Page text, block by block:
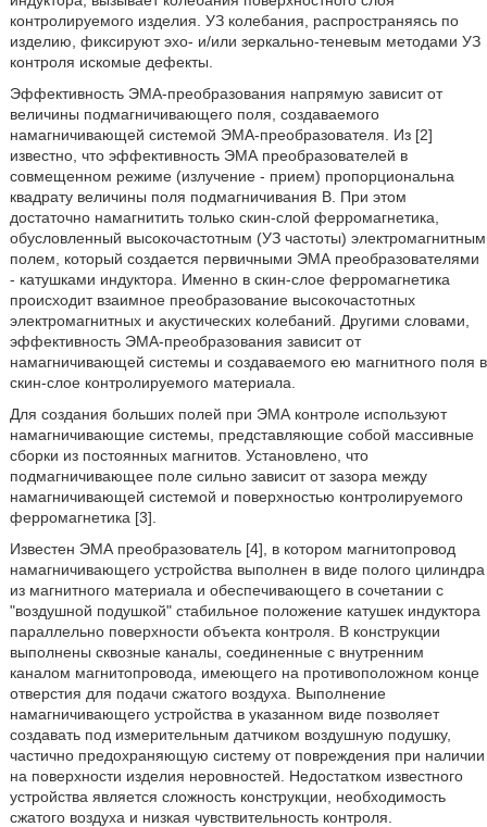
контролируемого изделия. УЗ колебания, распространяясь по
изделию, фиксируют эхо- и/или зеркально-теневым методами УЗ
контроля искомые дефекты.
Эффективность ЭМА-преобразования напрямую зависит от
величины подмагничивающего поля, создаваемого
намагничивающей системой ЭМА-преобразователя. Из [2]
известно, что эффективность ЭМА преобразователей в
совмещенном режиме (излучение - прием) пропорциональна
квадрату величины поля подмагничивания В. При этом
достаточно намагнитить только скин-слой ферромагнетика,
обусловленный высокочастотным (УЗ частоты) электромагнитным
полем, который создается первичными ЭМА преобразователями
- катушками индуктора. Именно в скин-слое ферромагнетика
происходит взаимное преобразование высокочастотных
электромагнитных и акустических колебаний. Другими словами,
эффективность ЭМА-преобразования зависит от
намагничивающей системы и создаваемого ею магнитного поля в
скин-слое контролируемого материала.
Для создания больших полей при ЭМА контроле используют
намагничивающие системы, представляющие собой массивные
сборки из постоянных магнитов. Установлено, что
подмагничивающее поле сильно зависит от зазора между
намагничивающей системой и поверхностью контролируемого
ферромагнетика [3].
Известен ЭМА преобразователь [4], в котором магнитопровод
намагничивающего устройства выполнен в виде полого цилиндра
из магнитного материала и обеспечивающего в сочетании с
"воздушной подушкой" стабильное положение катушек индуктора
параллельно поверхности объекта контроля. В конструкции
выполнены сквозные каналы, соединенные с внутренним
каналом магнитопровода, имеющего на противоположном конце
отверстия для подачи сжатого воздуха. Выполнение
намагничивающего устройства в указанном виде позволяет
создавать под измерительным датчиком воздушную подушку,
частично предохраняющую систему от повреждения при наличии
на поверхности изделия неровностей. Недостатком известного
устройства является сложность конструкции, необходимость
сжатого воздуха и низкая чувствительность контроля.